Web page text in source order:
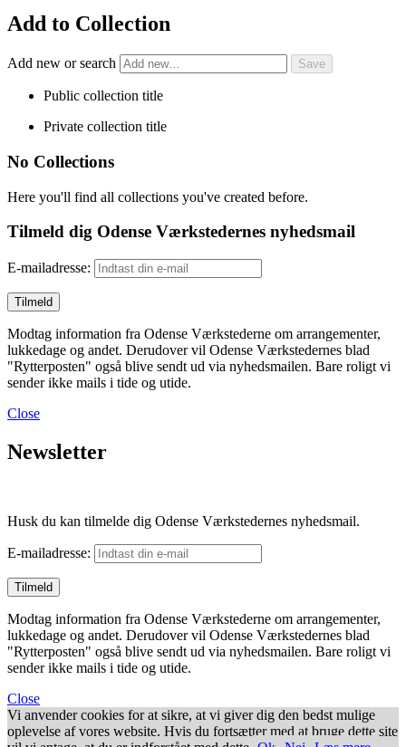
Add to Collection
Add new or search
Public collection title
Private collection title
No Collections
Here you'll find all collections you've created before.
Tilmeld dig Odense Værkstedernes nyhedsmail
E-mailadresse:
Modtag information fra Odense Værkstederne om arrangementer,
lukkedage og andet. Derudover vil Odense Værkstedernes blad
"Rytterposten" også blive sendt ud via nyhedsmailen. Bare roligt vi
sender ikke mails i tide og utide.
Close
Newsletter
Husk du kan tilmelde dig Odense Værkstedernes nyhedsmail.
E-mailadresse:
Modtag information fra Odense Værkstederne om arrangementer,
lukkedage og andet. Derudover vil Odense Værkstedernes blad
"Rytterposten" også blive sendt ud via nyhedsmailen. Bare roligt vi
sender ikke mails i tide og utide.
Close
Vi anvender cookies for at sikre, at vi giver dig den bedst mulige
oplevelse af vores website. Hvis du fortsætter med at bruge dette site